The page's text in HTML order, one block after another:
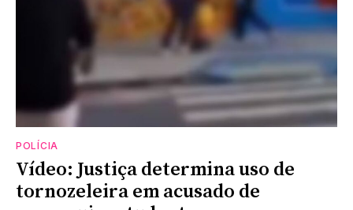
POLÍCIA
Vídeo: Justiça determina uso de
tornozeleira em acusado de